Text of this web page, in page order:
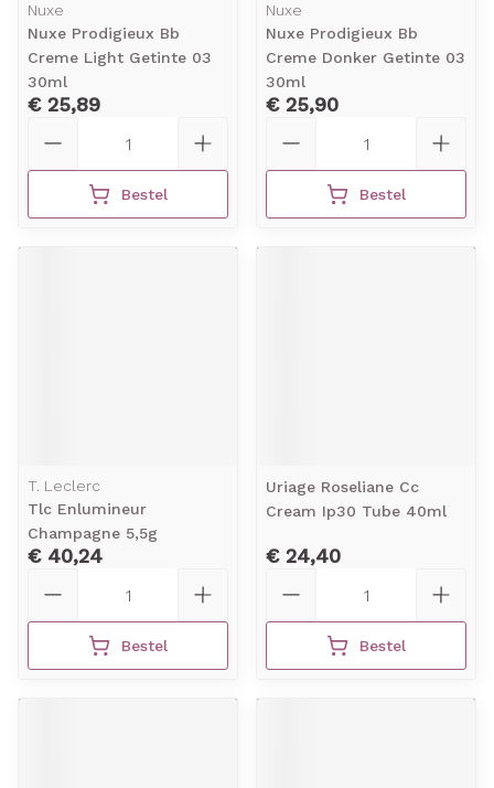
Nuxe
Nuxe Prodigieux Bb
Creme Light Getinte 03
30ml
€ 25,89
Bestel
Nuxe
Nuxe Prodigieux Bb
Creme Donker Getinte 03
30ml
€ 25,90
Bestel
T. Leclerc
Tlc Enlumineur
Champagne 5,5g
€ 40,24
Bestel
Uriage Roseliane Cc
Cream Ip30 Tube 40ml
€ 24,40
Bestel